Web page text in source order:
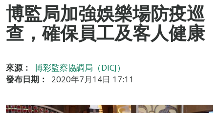
博監局加強娛樂場防疫巡
查，確保員工及客人健康
來源：
博彩監察協調局（DICJ）
發布日期：
2020年7月14日 17:11